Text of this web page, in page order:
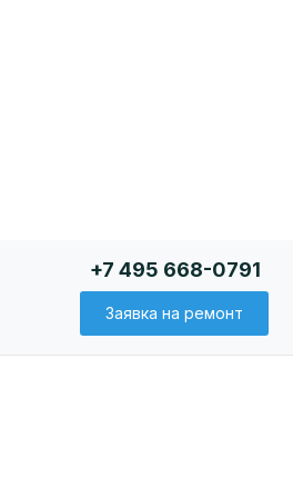
+7 495 668-0791
Заявка на ремонт